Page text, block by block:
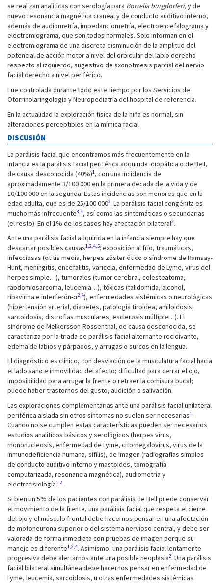
se realizan analíticas con serología para Borrelia burgdorferi, y de
nuevo resonancia magnética craneal y de conducto auditivo interno,
además de audiometría, impedanciometría, electroencefalograma y
electromiograma, que son todos normales. Solo informan en el
electromiograma de una discreta disminución de la amplitud del
potencial de acción motor a nivel del orbicular del labio derecho
respecto al izquierdo, sugestivo de axonotmesis parcial del nervio
facial derecho a nivel periférico.
Fue controlada durante todo este tiempo por los Servicios de
Otorrinolaringología y Neuropediatría del hospital de referencia.
En la actualidad la exploración física de la niña es normal, sin
alteraciones perceptibles en la mímica facial.
DISCUSIÓN
La parálisis facial que encontramos más frecuentemente en la
infancia es la parálisis facial periférica adquirida idiopática o de Bell,
de causa desconocida (40%)1, con una incidencia de
aproximadamente 3/100 000 en la primera década de la vida y de
10/100 000 en la segunda. Estas incidencias son menores que en la
edad adulta, que es de 25/100 0002. La parálisis facial congénita es
mucho más infrecuente3,4, así como las sintomáticas o secundarias
(el resto). En el 1% de los casos hay afectación bilateral2.
Ante una parálisis facial adquirida en la infancia siempre hay que
descartar posibles causas1,2,4,5: exposición al frío, traumáticas,
infecciosas (otitis media, herpes zóster ótico o síndrome de Ramsay-
Hunt, meningitis, encefalitis, varicela, enfermedad de Lyme, virus del
herpes simple…), tumorales (tumor cerebral, colesteatoma,
rabdomiosarcoma, leucemia…), tóxicas (talidomida, alcohol,
ribavirina e interferón-α2,4), enfermedades sistémicas o neurológicas
(hipertensión arterial, diabetes, patología tiroidea, amiloidosis,
sarcoidosis, distrofias musculares, esclerosis múltiple…). El
síndrome de Melkersson-Rossenthal, de causa desconocida, se
caracteriza por la triada de parálisis facial alternante recidivante,
edema de labios y párpados, y arrugas o surcos en la lengua.
El diagnóstico es clínico, con desviación de la musculatura facial hacia
el lado sano e inmovilidad del afecto; dificultad para cerrar el ojo,
imposibilidad para arrugar la frente o retraer la comisura bucal;
puede haber trastornos del gusto, audición o salivación.
Las exploraciones complementarias ante una parálisis facial unilateral
periférica aislada sin otros síntomas no suelen ser necesarias1.
Cuando no se cumplen estas características pueden ser necesarios
estudios analíticos básicos y serológicos (herpes virus,
mononucleosis, enfermedad de Lyme, citomegalovirus, virus de la
inmunodeficiencia humana, sífilis), de imagen (radiografías simples
de conducto auditivo interno y mastoides, tomografía
computarizada, resonancia magnética), audiometría y
electrofisiología1,2.
Si bien un 5% de los pacientes con parálisis de Bell puede conservar
el movimiento de la frente, una parálisis facial que respeta el cierre
del ojo y el músculo frontal debe hacernos pensar en una afectación
de motoneurona superior o del sistema nervioso central, y debe ser
valorada de forma inmediata con pruebas de imagen porque su
manejo es diferente1,2,4. Asimismo, una parálisis facial lentamente
progresiva debe alertarnos ante una posible neoplasia2. Una parálisis
facial bilateral simultánea debe hacernos pensar en enfermedad de
Lyme, leucemia, sarcoidosis, u otras enfermedades sistémicas.